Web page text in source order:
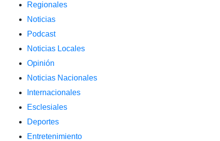
Regionales
Noticias
Podcast
Noticias Locales
Opinión
Noticias Nacionales
Internacionales
Esclesiales
Deportes
Entretenimiento